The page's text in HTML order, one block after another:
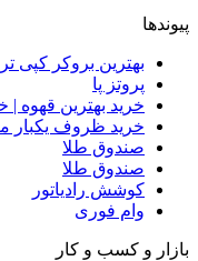
پیوندها
بهترین بروکر کپی
پروتز پا
خرید بهترین قهوه |
خرید ظروف
صندوق طلا
صندوق طلا
کوشش رادیاتور
وام فوری
بازار و کسب و کار